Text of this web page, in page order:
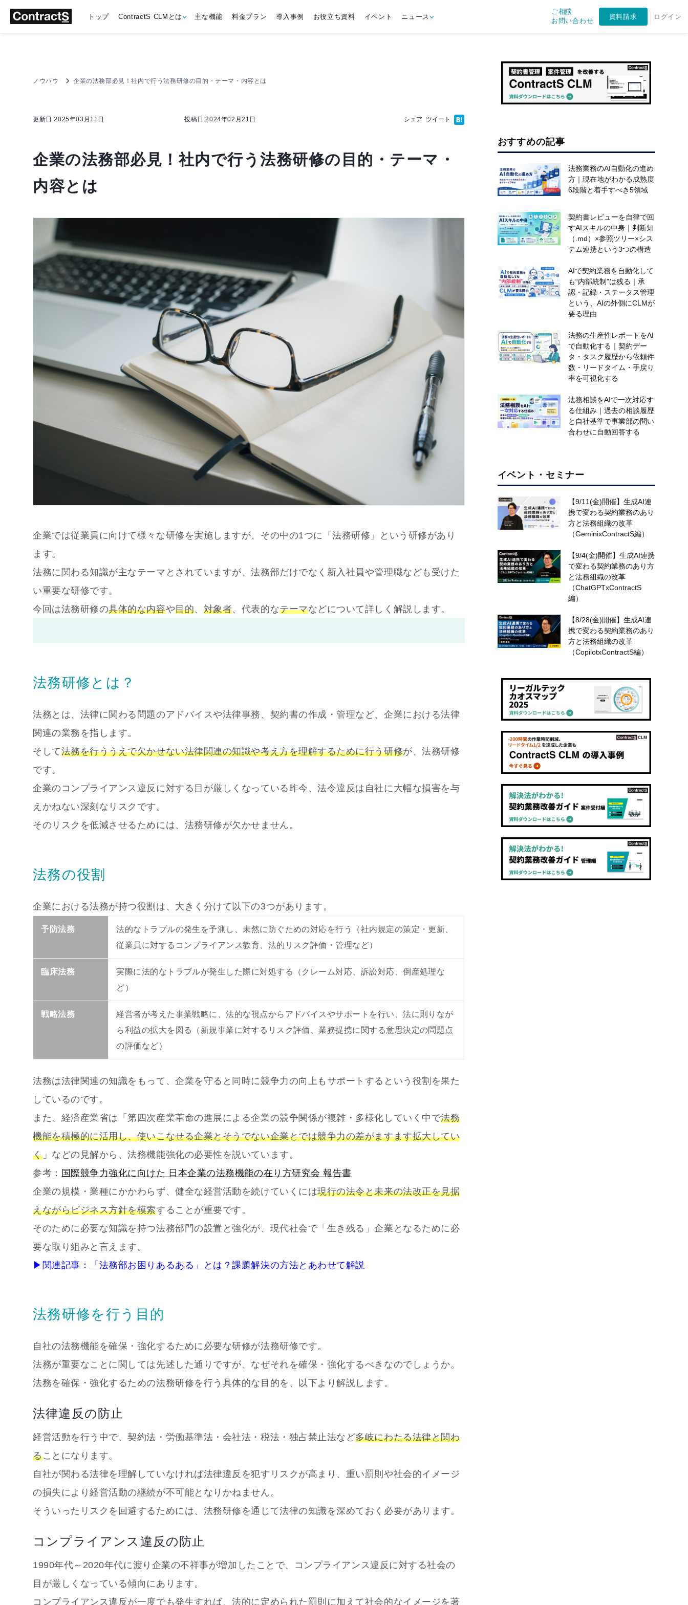
トップ ContractS CLMとは 主な機能 料金プラン 導入事例 お役立ち資料 イベント ニュース
ご相談
お問い合わせ
資料請求 ログイン
ノウハウ 企業の法務部必見！社内で行う法務研修の目的・テーマ・内容とは
更新日:2025年03月11日 投稿日:2024年02月21日
企業の法務部必見！社内で行う法務研修の目的・テーマ・
内容とは
企業では従業員に向けて様々な研修を実施しますが、その中の1つに「法務研修」という研修があり
ます。
法務に関わる知識が主なテーマとされていますが、法務部だけでなく新入社員や管理職なども受けた
い重要な研修です。
今回は法務研修の具体的な内容や目的、 対象者、代表的なテーマなどについて詳しく解説します。
法務研修とは？
法務とは、法律に関わる問題のアドバイスや法律事務、契約書の作成・管理など、企業における法律
関連の業務を指します。
そして法務を行ううえで欠かせない法律関連の知識や考え方を理解するために行う研修が、法務研修
です。
企業のコンプライアンス違反に対する目が厳しくなっている昨今、法令違反は自社に大幅な損害を与
えかねない深刻なリスクです。
そのリスクを低減させるためには、法務研修が欠かせません。
法務の役割
企業における法務が持つ役割は、大きく分けて以下の3つがあります。
予防法務
法的なトラブルの発生を予測し、未然に防ぐための対応を行う（社内規定の策定・更新、
従業員に対するコンプライアンス教育、法的リスク評価・管理など）
臨床法務
実際に法的なトラブルが発生した際に対処する（クレーム対応、訴訟対応、倒産処理な
ど）
戦略法務
経営者が考えた事業戦略に、法的な視点からアドバイスやサポートを行い、法に則りなが
ら利益の拡大を図る（新規事業に対するリスク評価、業務提携に関する意思決定の問題点
の評価など）
法務は法律関連の知識をもって、企業を守ると同時に競争力の向上もサポートするという役割を果た
しているのです。
また、経済産業省は「第四次産業革命の進展による企業の競争関係が複雑・多様化していく中で法務
機能を積極的に活用し、使いこなせる企業とそうでない企業とでは競争力の差がますます拡大してい
く」などの見解から、法務機能強化の必要性を説いています。
参考： 国際競争力強化に向けた 日本企業の法務機能の在り方研究会 報告書
企業の規模・業種にかかわらず、健全な経営活動を続けていくには現行の法令と未来の法改正を見据
えながらビジネス方針を模索することが重要です。
そのために必要な知識を持つ法務部門の設置と強化が、現代社会で「生き残る」企業となるために必
要な取り組みと言えます。
▶関連記事：
「法務部お困りあるある」とは？課題解決の方法とあわせて解説
法務研修を行う目的
自社の法務機能を確保・強化するために必要な研修が法務研修です。
法務が重要なことに関しては先述した通りですが、なぜそれを確保・強化するべきなのでしょうか。
法務を確保・強化するための法務研修を行う具体的な目的を、以下より解説します。
法律違反の防止
経営活動を行う中で、契約法・労働基準法・会社法・税法・独占禁止法など多岐にわたる法律と関わ
ることになります。
自社が関わる法律を理解していなければ法律違反を犯すリスクが高まり、重い罰則や社会的イメージ
の損失により経営活動の継続が不可能となりかねません。
そういったリスクを回避するためには、法務研修を通じて法律の知識を深めておく必要があります。
コンプライアンス違反の防止
1990年代～2020年代に渡り企業の不祥事が増加したことで、コンプライアンス違反に対する社会の
目が厳しくなっている傾向にあります。
コンプライアンス違反が一度でも発生すれば、法的に定められた罰則に加えて社会的なイメージを著
おすすめの記事
法務業務のAI自動化の進め
方｜現在地がわかる成熟度
6段階と着手すべき5領域
契約書レビューを自律で回
すAIスキルの中身｜判断知
（.md）×参照ツリー×シス
テム連携という3つの構造
AIで契約業務を自動化して
も“内部統制”は残る｜承
認・記録・ステータス管理
という、AIの外側にCLMが
要る理由
法務の生産性レポートをAI
で自動化する｜契約デー
タ・タスク履歴から依頼件
数・リードタイム・手戻り
率を可視化する
法務相談をAIで一次対応す
る仕組み｜過去の相談履歴
と自社基準で事業部の問い
合わせに自動回答する
イベント・セミナー
【9/11(金)開催】生成AI連
携で変わる契約業務のあり
方と法務組織の改革
（GeminixContractS編）
【9/4(金)開催】生成AI連携
で変わる契約業務のあり方
と法務組織の改革
（ChatGPTxContractS
編）
【8/28(金)開催】生成AI連
携で変わる契約業務のあり
方と法務組織の改革
（CopilotxContractS編）